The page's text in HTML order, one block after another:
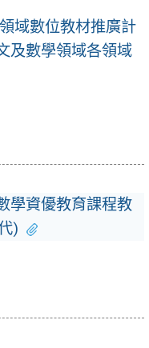
域數位教材推廣計
及數學領域各領域
學資優教育課程教
)